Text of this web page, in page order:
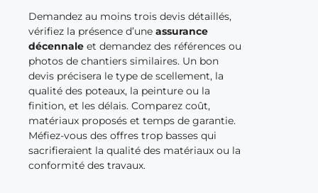
Demandez au moins trois devis détaillés,
vérifiez la présence d’une assurance
décennale et demandez des références ou
photos de chantiers similaires. Un bon
devis précisera le type de scellement, la
qualité des poteaux, la peinture ou la
finition, et les délais. Comparez coût,
matériaux proposés et temps de garantie.
Méfiez-vous des offres trop basses qui
sacrifieraient la qualité des matériaux ou la
conformité des travaux.